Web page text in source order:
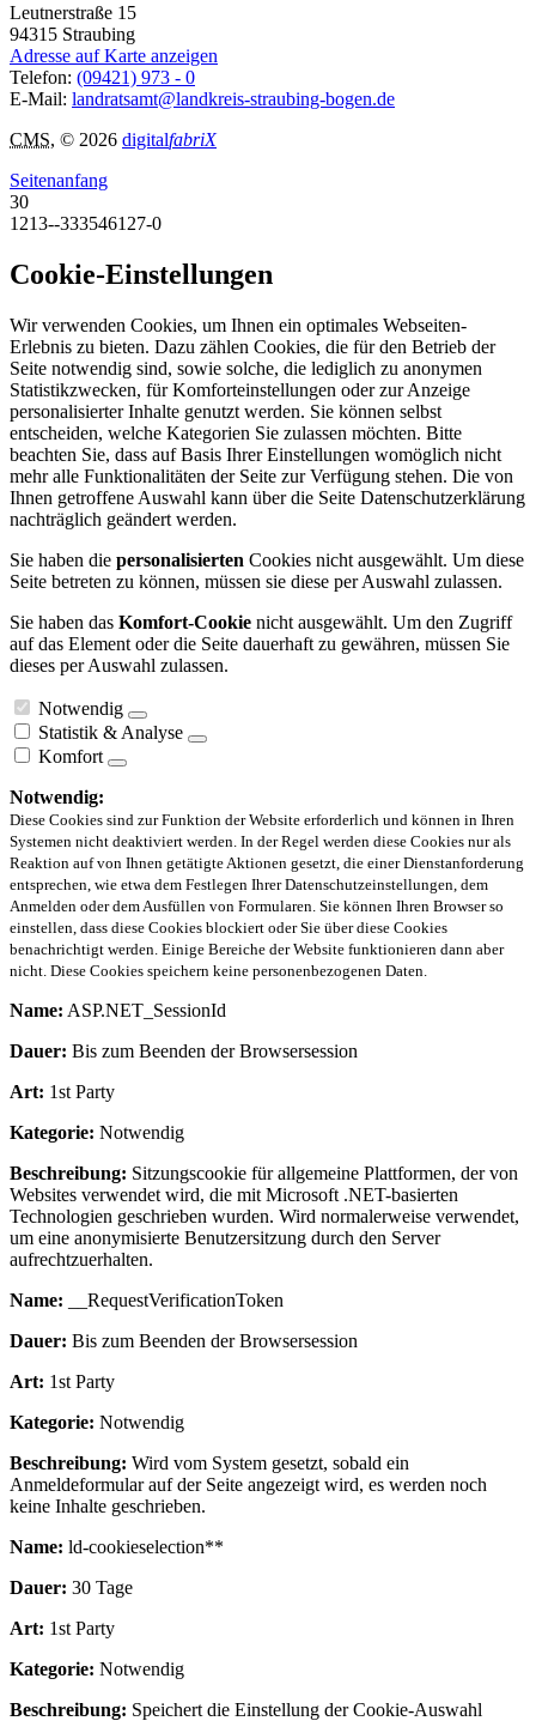
Leutnerstraße 15
94315 Straubing
Adresse auf Karte anzeigen
Telefon: (09421) 973 - 0
E-Mail: landratsamt@landkreis-straubing-bogen.de
CMS, © 2026 digitalfabriX
Seitenanfang
30
1213--333546127-0
Cookie-Einstellungen
Wir verwenden Cookies, um Ihnen ein optimales Webseiten-
Erlebnis zu bieten. Dazu zählen Cookies, die für den Betrieb der
Seite notwendig sind, sowie solche, die lediglich zu anonymen
Statistikzwecken, für Komforteinstellungen oder zur Anzeige
personalisierter Inhalte genutzt werden. Sie können selbst
entscheiden, welche Kategorien Sie zulassen möchten. Bitte
beachten Sie, dass auf Basis Ihrer Einstellungen womöglich nicht
mehr alle Funktionalitäten der Seite zur Verfügung stehen. Die von
Ihnen getroffene Auswahl kann über die Seite Datenschutzerklärung
nachträglich geändert werden.
Sie haben die personalisierten Cookies nicht ausgewählt. Um diese
Seite betreten zu können, müssen sie diese per Auswahl zulassen.
Sie haben das Komfort-Cookie nicht ausgewählt. Um den Zugriff
auf das Element oder die Seite dauerhaft zu gewähren, müssen Sie
dieses per Auswahl zulassen.
Notwendig
Statistik & Analyse
Komfort
Notwendig:
Diese Cookies sind zur Funktion der Website erforderlich und können in Ihren
Systemen nicht deaktiviert werden. In der Regel werden diese Cookies nur als
Reaktion auf von Ihnen getätigte Aktionen gesetzt, die einer Dienstanforderung
entsprechen, wie etwa dem Festlegen Ihrer Datenschutzeinstellungen, dem
Anmelden oder dem Ausfüllen von Formularen. Sie können Ihren Browser so
einstellen, dass diese Cookies blockiert oder Sie über diese Cookies
benachrichtigt werden. Einige Bereiche der Website funktionieren dann aber
nicht. Diese Cookies speichern keine personenbezogenen Daten.
Name: ASP.NET_SessionId
Dauer: Bis zum Beenden der Browsersession
Art: 1st Party
Kategorie: Notwendig
Beschreibung: Sitzungscookie für allgemeine Plattformen, der von
Websites verwendet wird, die mit Microsoft .NET-basierten
Technologien geschrieben wurden. Wird normalerweise verwendet,
um eine anonymisierte Benutzersitzung durch den Server
aufrechtzuerhalten.
Name: __RequestVerificationToken
Dauer: Bis zum Beenden der Browsersession
Art: 1st Party
Kategorie: Notwendig
Beschreibung: Wird vom System gesetzt, sobald ein
Anmeldeformular auf der Seite angezeigt wird, es werden noch
keine Inhalte geschrieben.
Name: ld-cookieselection**
Dauer: 30 Tage
Art: 1st Party
Kategorie: Notwendig
Beschreibung: Speichert die Einstellung der Cookie-Auswahl